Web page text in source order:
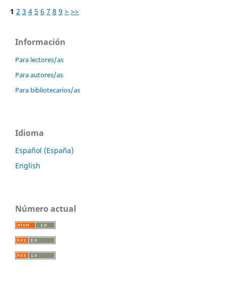
1 2 3 4 5 6 7 8 9 > >>
Información
Para lectores/as
Para autores/as
Para bibliotecarios/as
Idioma
Español (España)
English
Número actual